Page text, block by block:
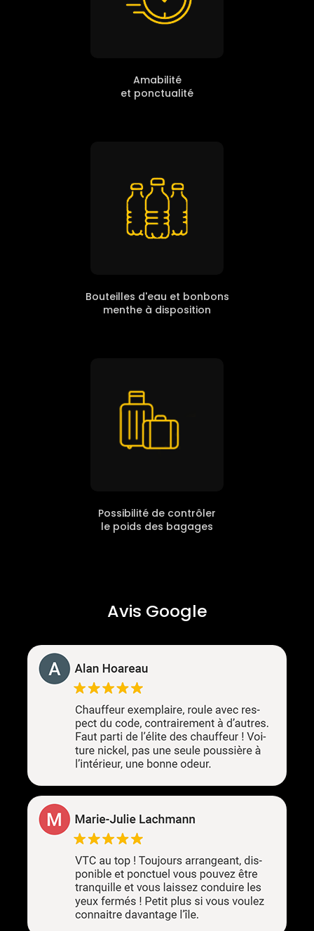
Amabilité
et ponctualité
Bouteilles d'eau et bonbons
menthe à disposition
Possibilité de contrôler
le poids des bagages
Avis Google